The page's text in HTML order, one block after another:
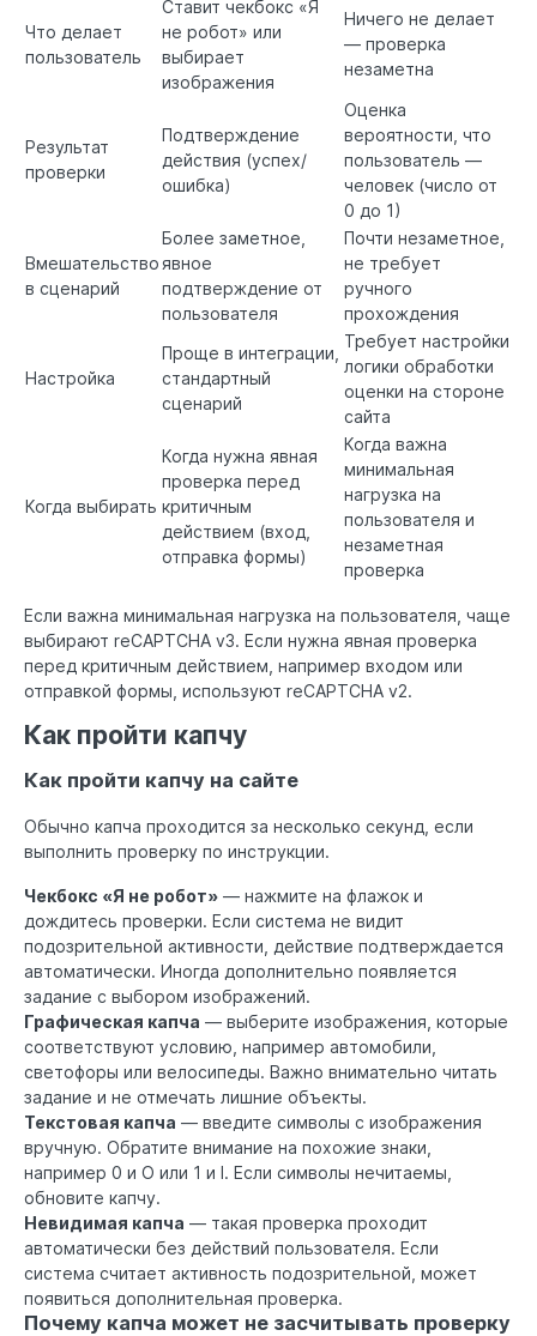
Что делает
пользователь
Ставит чекбокс «Я
не робот» или
выбирает
изображения
Ничего не делает
— проверка
незаметна
Результат
проверки
Подтверждение
действия (успех/
ошибка)
Оценка
вероятности, что
пользователь —
человек (число от
0 до 1)
Вмешательство
в сценарий
Более заметное,
явное
подтверждение от
пользователя
Почти незаметное,
не требует
ручного
прохождения
Настройка
Проще в интеграции,
стандартный
сценарий
Требует настройки
логики обработки
оценки на стороне
сайта
Когда выбирать
Когда нужна явная
проверка перед
критичным
действием (вход,
отправка формы)
Когда важна
минимальная
нагрузка на
пользователя и
незаметная
проверка
Если важна минимальная нагрузка на пользователя, чаще
выбирают reCAPTCHA v3. Если нужна явная проверка
перед критичным действием, например входом или
отправкой формы, используют reCAPTCHA v2.
Как пройти капчу
Как пройти капчу на сайте
Обычно капча проходится за несколько секунд, если
выполнить проверку по инструкции.
Чекбокс «Я не робот» — нажмите на флажок и
дождитесь проверки. Если система не видит
подозрительной активности, действие подтверждается
автоматически. Иногда дополнительно появляется
задание с выбором изображений.
Графическая капча — выберите изображения, которые
соответствуют условию, например автомобили,
светофоры или велосипеды. Важно внимательно читать
задание и не отмечать лишние объекты.
Текстовая капча — введите символы с изображения
вручную. Обратите внимание на похожие знаки,
например 0 и O или 1 и I. Если символы нечитаемы,
обновите капчу.
Невидимая капча — такая проверка проходит
автоматически без действий пользователя. Если
система считает активность подозрительной, может
появиться дополнительная проверка.
Почему капча может не засчитывать проверку